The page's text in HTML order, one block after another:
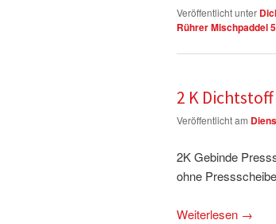
Veröffentlicht unter
Rührer Mischpaddel
2 K
Veröffentlicht am
2K Gebinde
ohne
Weiterlesen →